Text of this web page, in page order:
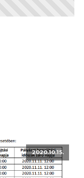
2020.10.15.